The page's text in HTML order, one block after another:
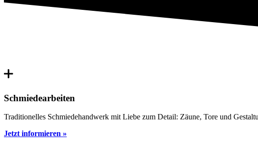
Schmiedearbeiten
Traditionelles Schmiedehandwerk mit Liebe zum Detail: Zäune, Tore und
Jetzt informieren »